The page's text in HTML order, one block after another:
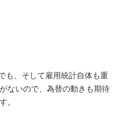
も、そして雇用統計自体も重
ないので、為替の動きも期待
。